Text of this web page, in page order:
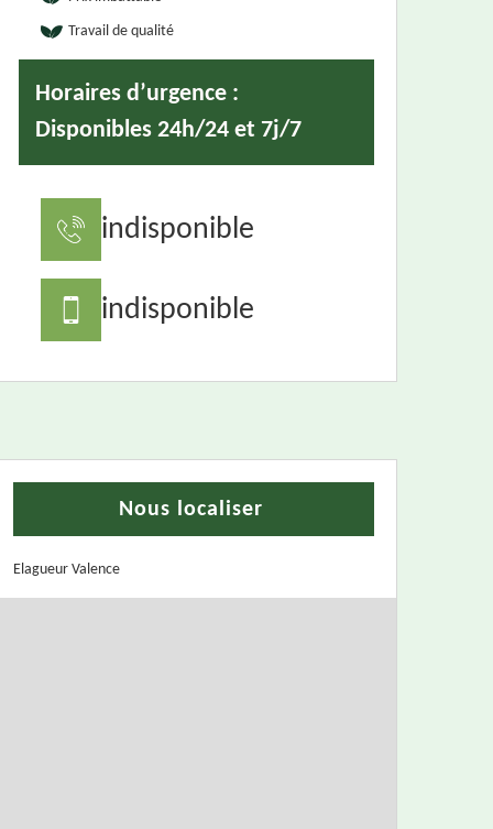
Travail de qualité
Horaires d’urgence :
Disponibles 24h/24 et 7j/7
indisponible
indisponible
Nous localiser
Elagueur Valence